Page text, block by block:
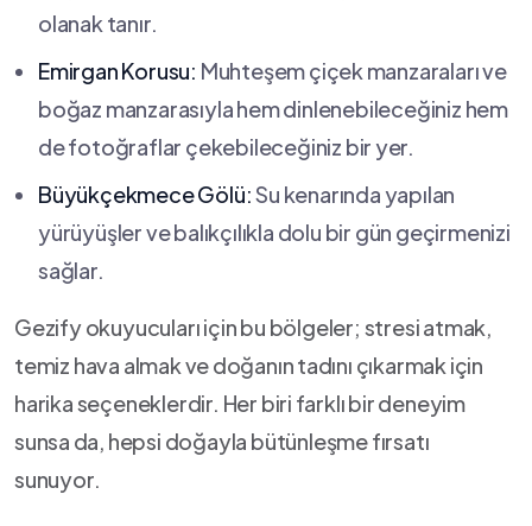
olanak tanır.
Emirgan Korusu: Muhteşem çiçek⁣ manzaraları ve
boğaz manzarasıyla hem dinlenebileceğiniz hem
de fotoğraflar çekebileceğiniz bir ⁤yer.
Büyükçekmece Gölü:Su kenarında yapılan
yürüyüşler ve balıkçılıkla dolu bir gün geçirmenizi
sağlar.
Gezify okuyucuları için bu bölgeler; stresi atmak,
temiz hava almak ve⁢ doğanın⁣ tadını çıkarmak için
harika seçeneklerdir. Her biri⁢ farklı bir deneyim
sunsa⁣ da, hepsi doğayla bütünleşme fırsatı
sunuyor.